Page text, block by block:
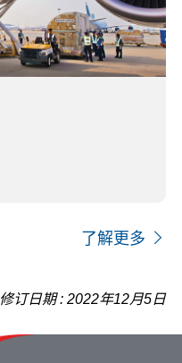
了解更多
修订日期 : 2022年12月5日